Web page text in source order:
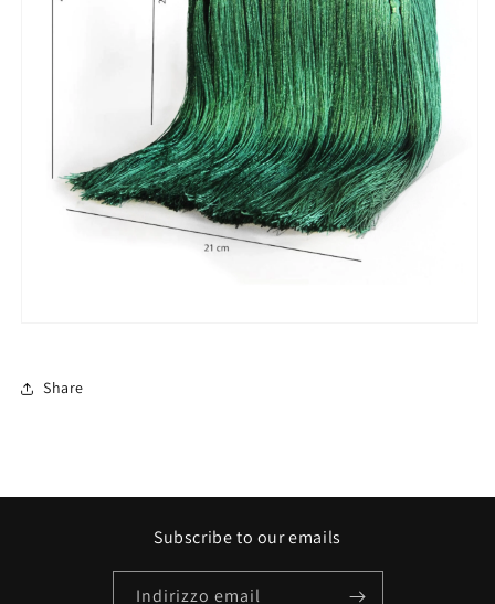
Share
Subscribe to our emails
Indirizzo email